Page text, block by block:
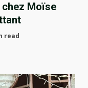
Moïse
read